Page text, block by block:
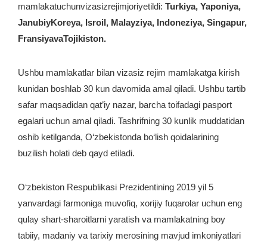
mamlakatuchunvizasizrejimjoriyetildi: Turkiya, Yaponiya,
JanubiyKoreya, Isroil, Malayziya, Indoneziya, Singapur,
FransiyavaTojikiston.
Ushbu mamlakatlar bilan vizasiz rejim mamlakatga kirish
kunidan boshlab 30 kun davomida amal qiladi. Ushbu tartib
safar maqsadidan qat’iy nazar, barcha toifadagi pasport
egalari uchun amal qiladi. Tashrifning 30 kunlik muddatidan
oshib ketilganda, O‘zbekistonda bo‘lish qoidalarining
buzilish holati deb qayd etiladi.
O‘zbekiston Respublikasi Prezidentining 2019 yil 5
yanvardagi farmoniga muvofiq, xorijiy fuqarolar uchun eng
qulay shart-sharoitlarni yaratish va mamlakatning boy
tabiiy, madaniy va tarixiy merosining mavjud imkoniyatlari